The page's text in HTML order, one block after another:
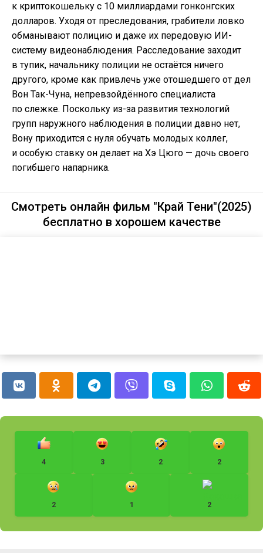
к криптокошельку с 10 миллиардами гонконгских
долларов. Уходя от преследования, грабители ловко
обманывают полицию и даже их передовую ИИ-
систему видеонаблюдения. Расследование заходит
в тупик, начальнику полиции не остаётся ничего
другого, кроме как привлечь уже отошедшего от дел
Вон Так-Чуна, непревзойдённого специалиста
по слежке. Поскольку из-за развития технологий
групп наружного наблюдения в полиции давно нет,
Вону приходится с нуля обучать молодых коллег,
и особую ставку он делает на Хэ Цюго — дочь своего
погибшего напарника.
Смотреть онлайн фильм "Край Тени"(2025)
бесплатно в хорошем качестве
4 3 2 2
2 1 2